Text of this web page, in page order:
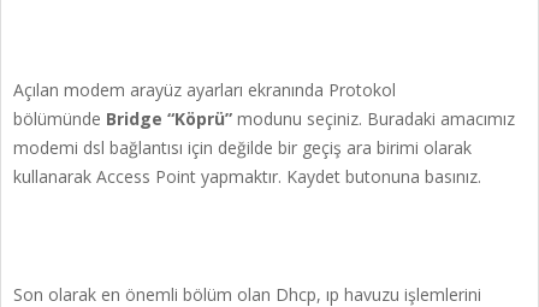
Açılan modem arayüz ayarları ekranında Protokol
bölümünde Bridge “Köprü” modunu seçiniz. Buradaki amacımız
modemi dsl bağlantısı için değilde bir geçiş ara birimi olarak
kullanarak Access Point yapmaktır. Kaydet butonuna basınız.
Son olarak en önemli bölüm olan Dhcp, ıp havuzu işlemlerini